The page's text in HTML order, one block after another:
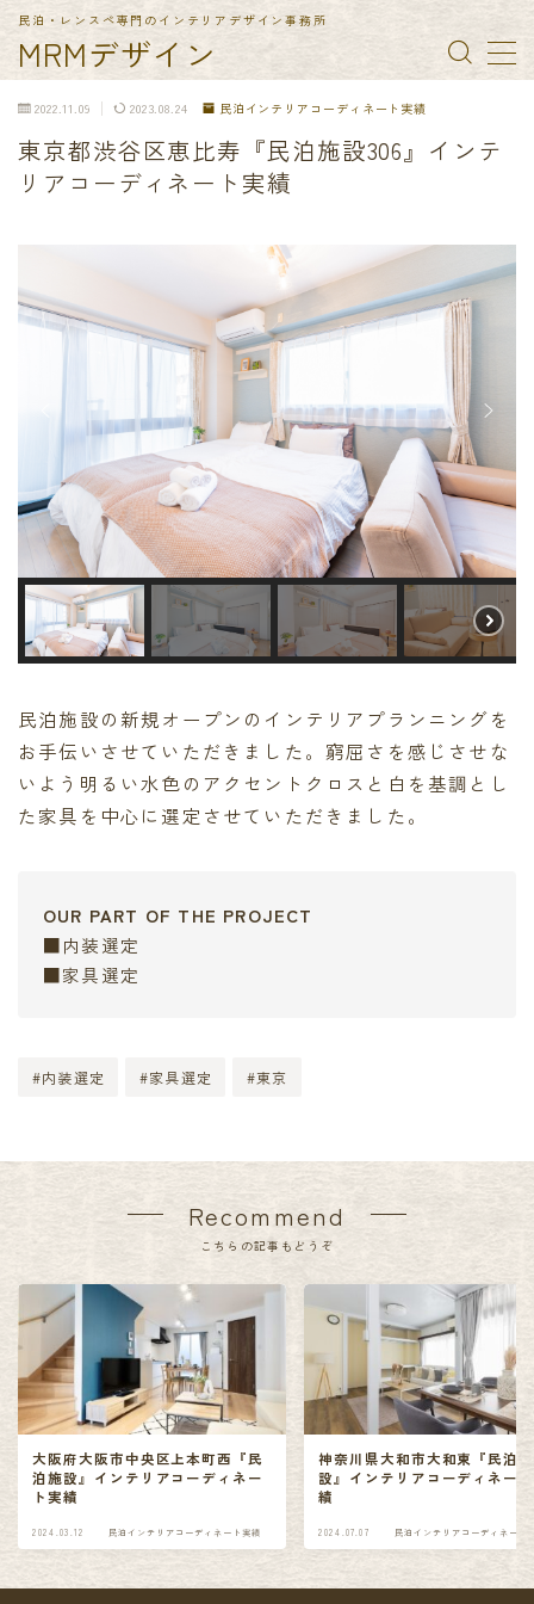
MRMデザイン
民泊・レンスペ専門のインテリアデザイン事務所
MENU
TOP
民泊備品一覧
お問合せ
特定商取引法に基づく表記
2022.11.09 2023.08.24 民泊インテリアコーディネート実績
東京都渋谷区恵比寿『民泊施設306』インテ
リアコーディネート実績
民泊施設の新規オープンのインテリアプランニングを
お手伝いさせていただきました。窮屈さを感じさせな
いよう明るい水色のアクセントクロスと白を基調とし
た家具を中心に選定させていただきました。
OUR PART OF THE PROJECT
■内装選定
■家具選定
#内装選定 #家具選定 #東京
Recommend
こちらの記事もどうぞ
大阪府大阪市中央区上本町西『民
泊施設』インテリアコーディネー
ト実績
2024.03.12 民泊インテリアコーディネート実績
神奈川県大和市大和東『民泊施
設』インテリアコーディネー
績
2024.07.07 民泊インテリアコーディネート